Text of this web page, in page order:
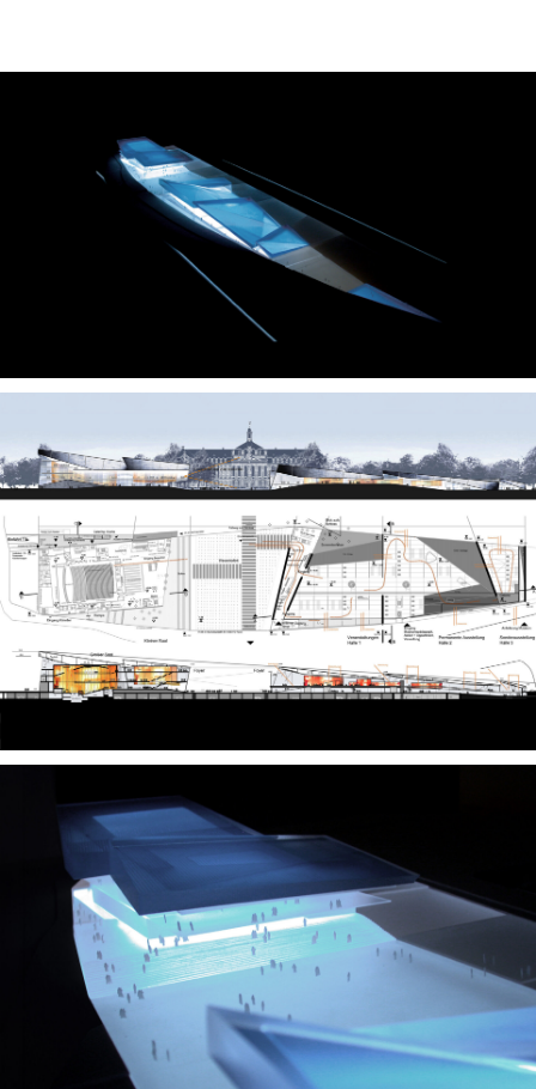
Bildung und Forschung
Handel und Gewerbe
Wohnen und Hotel
Revitalisierung
Team